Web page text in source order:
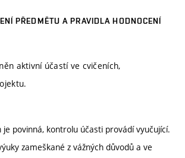
PŘEDMĚTU A PRAVIDLA HODNOCENÍ
aktivní účastí ve cvičeních,
je povinná, kontrolu účasti provádí vyučující.
zameškané z vážných důvodů a ve